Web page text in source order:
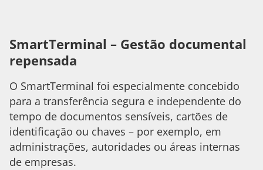
SmartTerminal – Gestão documental
repensada
O SmartTerminal foi especialmente concebido
para a transferência segura e independente do
tempo de documentos sensíveis, cartões de
identificação ou chaves – por exemplo, em
administrações, autoridades ou áreas internas
de empresas.